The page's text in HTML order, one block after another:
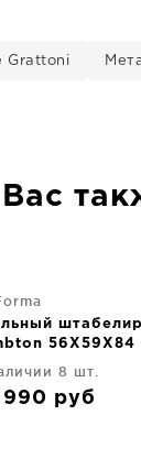
Grattoni
Вас
56X59X84
8 шт.
990 руб